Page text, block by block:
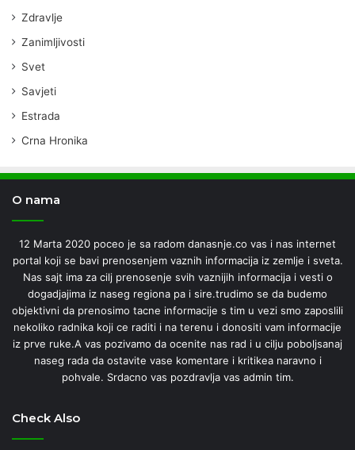
Zdravlje
Zanimljivosti
Svet
Savjeti
Estrada
Crna Hronika
O nama
12 Marta 2020 poceo je sa radom danasnje.co vas i nas internet
portal koji se bavi prenosenjem vaznih informacija iz zemlje i sveta.
Nas sajt ima za cilj prenosenje svih vaznijih informacija i vesti o
dogadjajima iz naseg regiona pa i sire.trudimo se da budemo
objektivni da prenosimo tacne informacije s tim u vezi smo zaposlili
nekoliko radnika koji ce raditi i na terenu i donositi vam informacije
iz prve ruke.A vas pozivamo da ocenite nas rad i u cilju poboljsanaj
naseg rada da ostavite vase komentare i kritikea naravno i
pohvale. Srdacno vas pozdravlja vas admin tim.
Check Also